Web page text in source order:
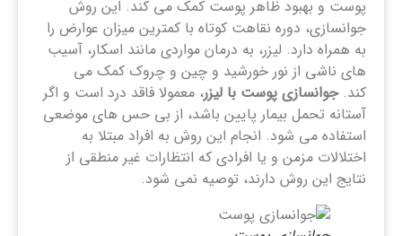
پوست و بهبود ظاهر پوست کمک می کند. این روش
جوانسازی، دوره نقاهت کوتاه با کمترین میزان عوارض را
به همراه دارد. لیزر، به درمان مواردی مانند اسکار، آسیب
های ناشی از نور خورشید و چین و چروک کمک می
کند.جوانسازی پوست با لیزر، معمولا فاقد درد است و اگر
آستانه تحمل بیمار پایین باشد، از بی حس های موضعی
استفاده می شود. انجام این روش به افراد مبتلا به
اختلالات مزمن و یا افرادی که انتظارات غیر منطقی از
نتایج این روش دارند، توصیه نمی شود.